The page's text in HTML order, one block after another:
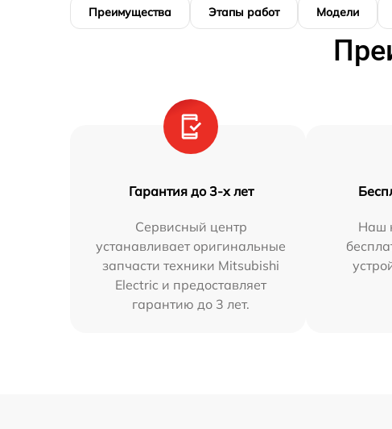
Преимущества Этапы работ Модели
Гарантия до 3-х лет
Сервисный центр
устанавливает оригинальные
запчасти техники Mitsubishi
Electric и предоставляет
гарантию до 3 лет.
Наш